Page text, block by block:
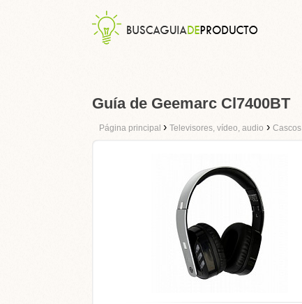
Guía de Geemarc Cl7400BT
Página principal › Televisores, vídeo, audio › Cascos